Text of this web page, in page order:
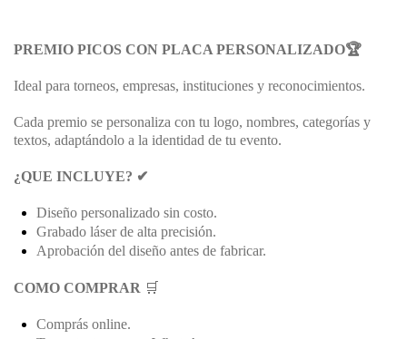
PREMIO PICOS CON PLACA PERSONALIZADO🏆
Ideal para torneos, empresas, instituciones y reconocimientos.
Cada premio se personaliza con tu logo, nombres, categorías y
textos, adaptándolo a la identidad de tu evento.
¿QUE INCLUYE? ✔
Diseño personalizado sin costo.
Grabado láser de alta precisión.
Aprobación del diseño antes de fabricar.
COMO COMPRAR 🛒
Comprás online.